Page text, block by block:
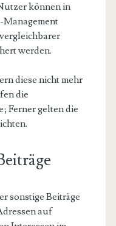
können in
werden.
diese nicht mehr
die
Ferner gelten die
sonstige Beiträge
auf